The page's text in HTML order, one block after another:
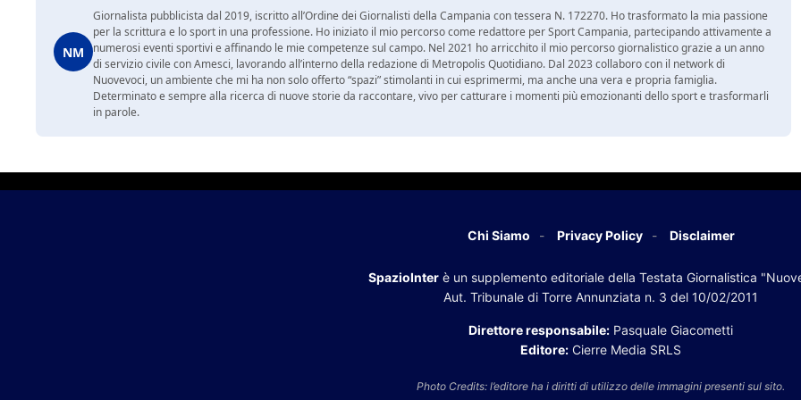
NM
Giornalista pubblicista dal 2019, iscritto all’Ordine dei Giornalisti della Campania con tessera N. 172270. Ho trasformato la mia passione
per la scrittura e lo sport in una professione. Ho iniziato il mio percorso come redattore per Sport Campania, partecipando attivamente a
numerosi eventi sportivi e affinando le mie competenze sul campo. Nel 2021 ho arricchito il mio percorso giornalistico grazie a un anno
di servizio civile con Amesci, lavorando all’interno della redazione di Metropolis Quotidiano. Dal 2023 collaboro con il network di
Nuovevoci, un ambiente che mi ha non solo offerto “spazi” stimolanti in cui esprimermi, ma anche una vera e propria famiglia.
Determinato e sempre alla ricerca di nuove storie da raccontare, vivo per catturare i momenti più emozionanti dello sport e trasformarli
in parole.
Chi Siamo Privacy Policy Disclaimer
SpazioInterè un supplemento editoriale della Testata Giornalistica
Aut. Tribunale di Torre Annunziata n. 3 del 10/02/2011
Direttore responsabile: Pasquale Giacometti
Editore: Cierre Media SRLS
Photo Credits: l’editore ha i diritti di utilizzo delle immagini presenti sul sito.